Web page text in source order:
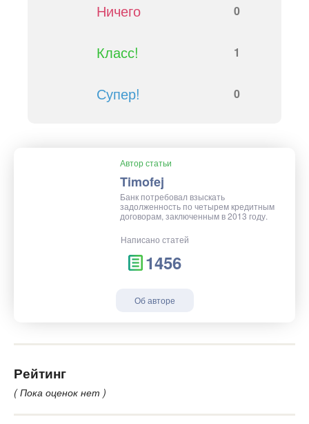
Ничего 0
Класс! 1
Супер! 0
Автор статьи
Timofej
Банк потребовал взыскать
задолженность по четырем кредитным
договорам, заключенным в 2013 году.
Написано статей
1456
Об авторе
Рейтинг
( Пока оценок нет )